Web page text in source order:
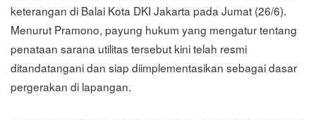
keterangan di Balai Kota DKI Jakarta pada Jumat (26/6).
Menurut Pramono, payung hukum yang mengatur tentang
penataan sarana utilitas tersebut kini telah resmi
ditandatangani dan siap diimplementasikan sebagai dasar
pergerakan di lapangan.